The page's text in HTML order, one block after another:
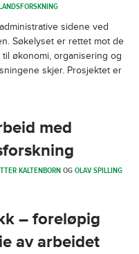
sidene ved
Søkelyset er rettet mot de
økonomi, organisering og
skjer. Prosjektet er
med
KALTENBORNOGOLAV SPILLING
– foreløpig
av arbeidet